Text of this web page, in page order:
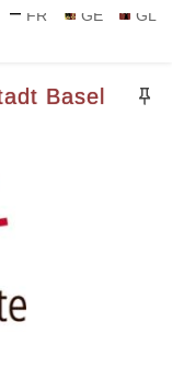
FR GE GL
Basel